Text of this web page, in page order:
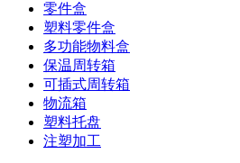
零件盒
塑料零件盒
多功能物料盒
保温周转箱
可插式周转箱
物流箱
塑料托盘
注塑加工